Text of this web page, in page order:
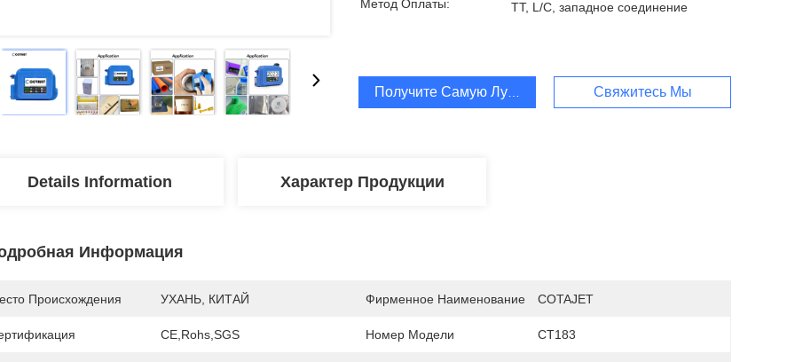
Метод Оплаты: TT, L/C, западное соединение
Получите Самую Лучшую Цену Свяжитесь Мы
Details Information Характер Продукции
Информация
Происхождения УХАНЬ, КИТАЙ Фирменное Наименование COTAJET
CE,Rohs,SGS Номер Модели СТ183